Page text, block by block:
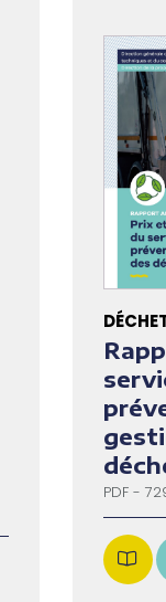
PDF -